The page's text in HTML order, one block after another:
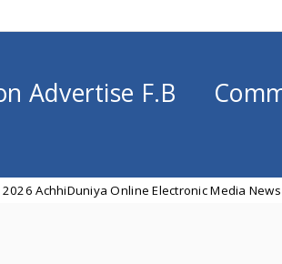
Advertise F.B
2026 AchhiDuniya Online Electronic Media